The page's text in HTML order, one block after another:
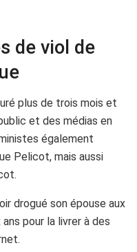
de viol de
plus de trois mois et
et des médias en
également
Pelicot, mais aussi
drogué son épouse aux
pour la livrer à des